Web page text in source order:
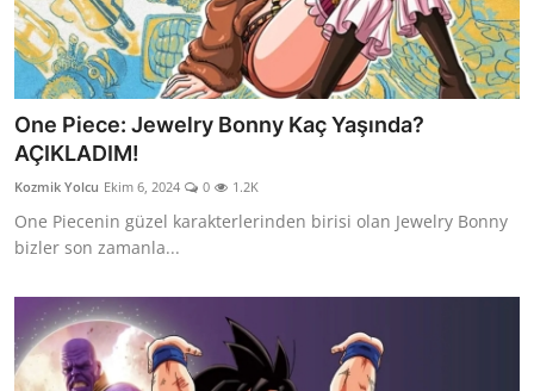
One Piece: Jewelry Bonny Kaç Yaşında?
AÇIKLADIM!
Kozmik Yolcu Ekim 6, 2024 0 1.2K
One Piecenin güzel karakterlerinden birisi olan Jewelry Bonny
bizler son zamanla...